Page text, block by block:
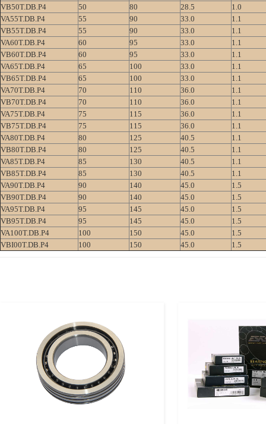
VB50T.DB.P4
50 80 28.5
1.0
VA55T.DB.P4
55 90 33.0
1.1
VB55T.DB.P4
55 90 33.0
1.1
VA60T.DB.P4
60 95 33.0
1.1
VB60T.DB.P4
60 95 33.0
1.1
VA65T.DB.P4
65 100 33.0
1.1
VB65T.DB.P4
65 100 33.0
1.1
VA70T.DB.P4
70 110 36.0
1.1
VB70T.DB.P4
70 110 36.0
1.1
VA75T.DB.P4
75 115 36.0
1.1
VB75T.DB.P4
75 115 36.0
1.1
VA80T.DB.P4
80 125 40.5
1.1
VB80T.DB.P4
80 125 40.5
1.1
VA85T.DB.P4
85 130 40.5
1.1
VB85T.DB.P4
85 130 40.5
1.1
VA90T.DB.P4
90 140 45.0
1.5
VB90T.DB.P4
90 140 45.0
1.5
VA95T.DB.P4
95 145 45.0
1.5
VB95T.DB.P4
95 145 45.0
1.5
VA100T.DB.P4
100 150 45.0
1.5
VBI00T.DB.P4
100 150 45.0 1.5